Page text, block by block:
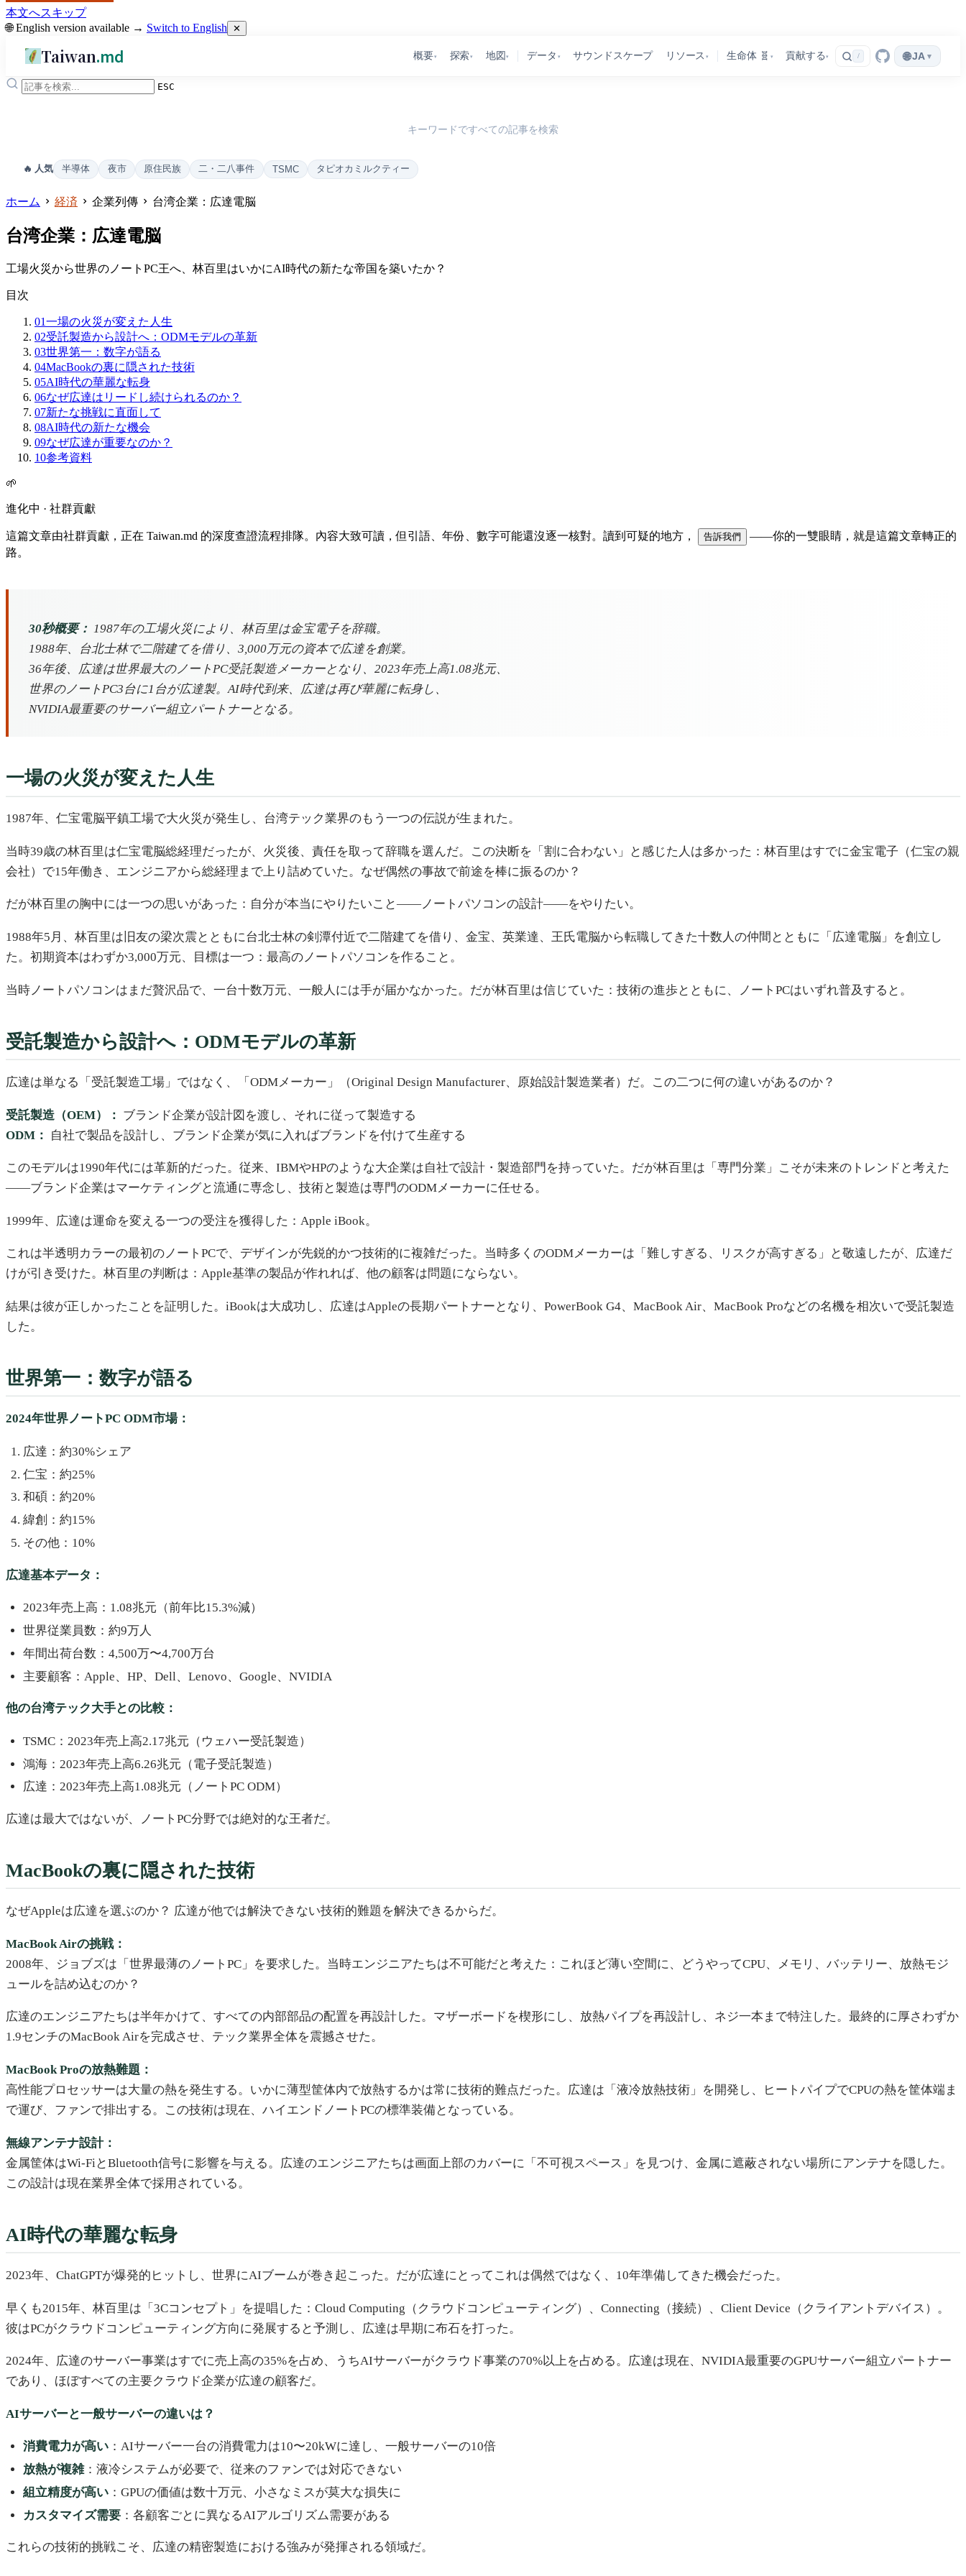
本文へスキップ
🌐 English version available → Switch to English ✕
Taiwan.md 概要▾ 探索▾ 地図 ▾ データ ▾ サウンドスケープ リソース ▾ 生命体 🧬 ▾ 貢献する ▾ / 🌐 JA ▾
ESC
キーワードですべての記事を検索
🔥 人気 半導体 夜市 原住民族 二・二八事件 TSMC タピオカミルクティー
ホーム 経済 企業列傳 台湾企業：広達電脳
台湾企業：広達電脳
工場火災から世界のノートPC王へ、林百里はいかにAI時代の新たな帝国を築いたか？
目次
01一場の火災が変えた人生
02受託製造から設計へ：ODMモデルの革新
03世界第一：数字が語る
04MacBookの裏に隠された技術
05AI時代の華麗な転身
06なぜ広達はリードし続けられるのか？
07新たな挑戦に直面して
08AI時代の新たな機会
09なぜ広達が重要なのか？
10参考資料
🌱
進化中 · 社群貢獻
這篇文章由社群貢獻，正在 Taiwan.md 的深度查證流程排隊。內容大致可讀，但引語、年份、數字可能還沒逐一核對。讀到可疑的地方， 告訴我們
——你的一雙眼睛，就是這篇文章轉正的
路。
30秒概要： 1987年の工場火災により、林百里は金宝電子を辞職。
1988年、台北士林で二階建てを借り、3,000万元の資本で広達を創業。
36年後、広達は世界最大のノートPC受託製造メーカーとなり、2023年売上高1.08兆元、
世界のノートPC3台に1台が広達製。AI時代到来、広達は再び華麗に転身し、
NVIDIA最重要のサーバー組立パートナーとなる。
一場の火災が変えた人生
1987年、仁宝電脳平鎮工場で大火災が発生し、台湾テック業界のもう一つの伝説が生まれた。
当時39歳の林百里は仁宝電脳総経理だったが、火災後、責任を取って辞職を選んだ。この決断を「割に合わない」と感じた人は多かった：林百里はすでに金宝電子（仁宝の親
会社）で15年働き、エンジニアから総経理まで上り詰めていた。なぜ偶然の事故で前途を棒に振るのか？
だが林百里の胸中には一つの思いがあった：自分が本当にやりたいこと——ノートパソコンの設計——をやりたい。
1988年5月、林百里は旧友の梁次震とともに台北士林の剣潭付近で二階建てを借り、金宝、英業達、王氏電脳から転職してきた十数人の仲間とともに「広達電脳」を創立し
た。初期資本はわずか3,000万元、目標は一つ：最高のノートパソコンを作ること。
当時ノートパソコンはまだ贅沢品で、一台十数万元、一般人には手が届かなかった。だが林百里は信じていた：技術の進歩とともに、ノートPCはいずれ普及すると。
受託製造から設計へ：ODMモデルの革新
広達は単なる「受託製造工場」ではなく、「ODMメーカー」（Original Design Manufacturer、原始設計製造業者）だ。この二つに何の違いがあるのか？
受託製造（OEM）： ブランド企業が設計図を渡し、それに従って製造する
ODM：
自社で製品を設計し、ブランド企業が気に入ればブランドを付けて生産する
このモデルは1990年代には革新的だった。従来、IBMやHPのような大企業は自社で設計・製造部門を持っていた。だが林百里は「専門分業」こそが未来のトレンドと考えた
——ブランド企業はマーケティングと流通に専念し、技術と製造は専門のODMメーカーに任せる。
1999年、広達は運命を変える一つの受注を獲得した：Apple iBook。
これは半透明カラーの最初のノートPCで、デザインが先鋭的かつ技術的に複雑だった。当時多くのODMメーカーは「難しすぎる、リスクが高すぎる」と敬遠したが、広達だ
けが引き受けた。林百里の判断は：Apple基準の製品が作れれば、他の顧客は問題にならない。
結果は彼が正しかったことを証明した。iBookは大成功し、広達はAppleの長期パートナーとなり、PowerBook G4、MacBook Air、MacBook Proなどの名機を相次いで受託製造
した。
世界第一：数字が語る
2024年世界ノートPC ODM市場：
広達：約30%シェア
仁宝：約25%
和碩：約20%
緯創：約15%
その他：10%
広達基本データ：
2023年売上高：1.08兆元（前年比15.3%減）
世界従業員数：約9万人
年間出荷台数：4,500万〜4,700万台
主要顧客：Apple、HP、Dell、Lenovo、Google、NVIDIA
他の台湾テック大手との比較：
TSMC：2023年売上高2.17兆元（ウェハー受託製造）
鴻海：2023年売上高6.26兆元（電子受託製造）
広達：2023年売上高1.08兆元（ノートPC ODM）
広達は最大ではないが、ノートPC分野では絶対的な王者だ。
MacBookの裏に隠された技術
なぜAppleは広達を選ぶのか？ 広達が他では解決できない技術的難題を解決できるからだ。
MacBook Airの挑戦：
2008年、ジョブズは「世界最薄のノートPC」を要求した。当時エンジニアたちは不可能だと考えた：これほど薄い空間に、どうやってCPU、メモリ、バッテリー、放熱モジ
ュールを詰め込むのか？
広達のエンジニアたちは半年かけて、すべての内部部品の配置を再設計した。マザーボードを楔形にし、放熱パイプを再設計し、ネジ一本まで特注した。最終的に厚さわずか
1.9センチのMacBook Airを完成させ、テック業界全体を震撼させた。
MacBook Proの放熱難題：
高性能プロセッサーは大量の熱を発生する。いかに薄型筐体内で放熱するかは常に技術的難点だった。広達は「液冷放熱技術」を開発し、ヒートパイプでCPUの熱を筐体端ま
で運び、ファンで排出する。この技術は現在、ハイエンドノートPCの標準装備となっている。
無線アンテナ設計：
金属筐体はWi-FiとBluetooth信号に影響を与える。広達のエンジニアたちは画面上部のカバーに「不可視スペース」を見つけ、金属に遮蔽されない場所にアンテナを隠した。
この設計は現在業界全体で採用されている。
AI時代の華麗な転身
2023年、ChatGPTが爆発的ヒットし、世界にAIブームが巻き起こった。だが広達にとってこれは偶然ではなく、10年準備してきた機会だった。
早くも2015年、林百里は「3Cコンセプト」を提唱した：Cloud Computing（クラウドコンピューティング）、Connecting（接続）、Client Device（クライアントデバイス）。
彼はPCがクラウドコンピューティング方向に発展すると予測し、広達は早期に布石を打った。
2024年、広達のサーバー事業はすでに売上高の35%を占め、うちAIサーバーがクラウド事業の70%以上を占める。広達は現在、NVIDIA最重要のGPUサーバー組立パートナー
であり、ほぼすべての主要クラウド企業が広達の顧客だ。
AIサーバーと一般サーバーの違いは？
消費電力が高い ：AIサーバー一台の消費電力は10〜20kWに達し、一般サーバーの10倍
放熱が複雑：液冷システムが必要で、従来のファンでは対応できない
組立精度が高い ：GPUの価値は数十万元、小さなミスが莫大な損失に
カスタマイズ需要 ：各顧客ごとに異なるAIアルゴリズム需要がある
これらの技術的挑戦こそ、広達の精密製造における強みが発揮される領域だ。